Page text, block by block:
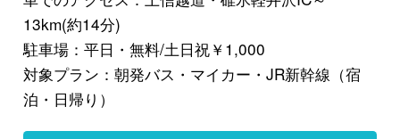
13km(約14分)
駐車場：平日・無料/土日祝￥1,000
対象プラン：朝発バス・マイカー・JR新幹線（宿
泊・日帰り）